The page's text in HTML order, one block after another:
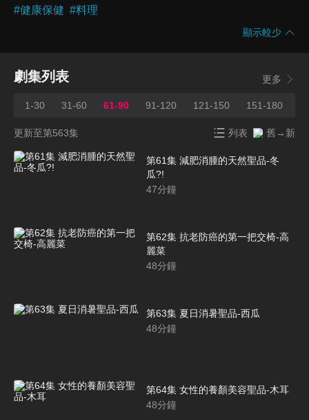
#健康保健 #料理
顯示較少
劇集列表 更多
1-30 31-60 61-90 91-120 121-150 151-180
更新至第563集 列表 舊→新
第61集 減肥消腫的天然聖品-冬
瓜?!
47分鐘
第62集 抗老防癌的第一把交椅-高
麗菜
48分鐘
第63集 夏日消暑聖品-西瓜
48分鐘
第64集 女性的養顏美容聖品-木耳
48分鐘